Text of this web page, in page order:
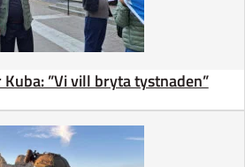
”Vi vill bryta tystnaden”